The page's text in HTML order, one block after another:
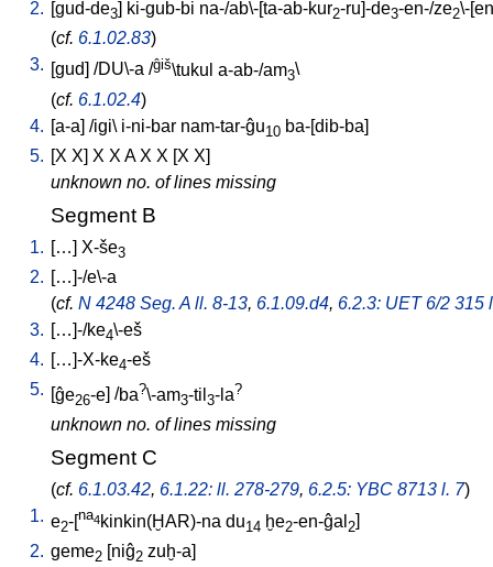
2. [gud-de3] ki-gub-bi na-/ab\-[ta-ab-kur2-ru]-de3-en-/ze2\-[en
(cf. 6.1.02.83)
3.
gud ] /DU\-a /ĝiš\tukul a-ab-/am3\
(cf. 6.1.02.4)
4. [a-a] /igi\ i-ni-bar nam-tar-ĝu10 ba-[dib-ba]
5. [X X] X X A X X [X X]
unknown no. of lines missing
Segment B
1. […] X-še3
2. […]-/e\-a
(cf. N 4248 Seg. A ll. 8-13, 6.1.09.d4, 6.2.3: UET 6/2 315
3. […]-/ke4\-eš
4. […]-X-ke4-eš
5.
ĝe26-e ] /ba?\-am3-til 3-la?
unknown no. of lines missing
Segment C
(cf. 6.1.03.42, 6.1.22: ll. 278-279, 6.2.5: YBC 8713 l. 7)
1. e2-[na4kinkin(ḪAR)-na du14 ḫe2-en-ĝal 2
2. geme2 [niĝ2 zuḫ-a]